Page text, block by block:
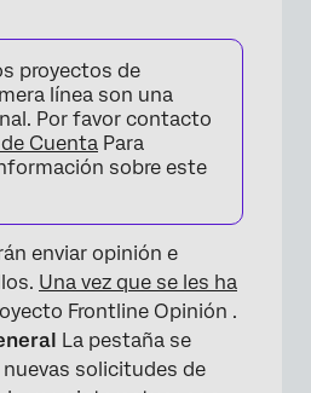
con el análisis MaxDiff
proyectos de
línea son una
Por favor contacto
Cuenta Para
sobre este
enviar opinión e
Una vez que se les ha
Frontline Opinión .
La pestaña se
solicitudes de